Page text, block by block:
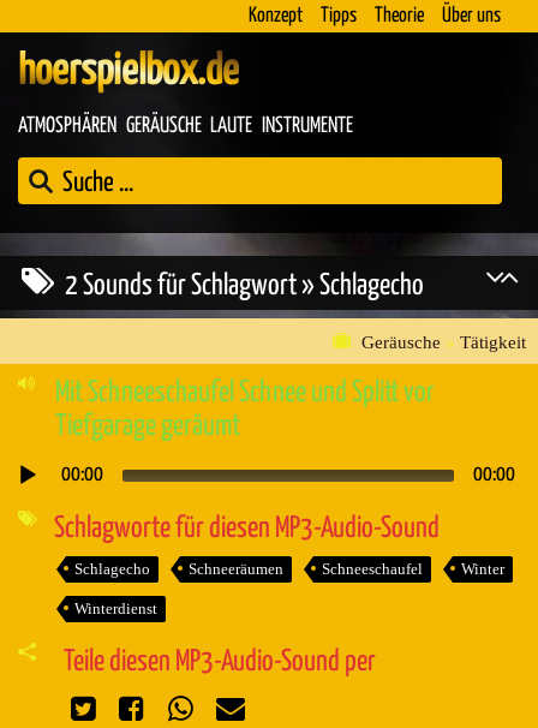
Konzept Tipps Theorie Über uns
hoerspielbox.de
ATMOSPHÄREN GERÄUSCHE LAUTE INSTRUMENTE
2 Sounds für Schlagwort » Schlagecho
Geräusche » Tätigkeit
Mit Schneeschaufel Schnee und Splitt vor
Tiefgarage geräumt
Audio-
00:00 00:00
Schlagworte für diesen MP3-Audio-Sound
Schlagecho Schneeräumen Schneeschaufel Winter
Winterdienst
Teile diesen MP3-Audio-Sound per